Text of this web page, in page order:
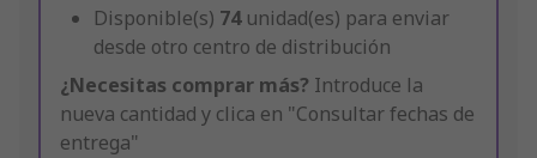
Disponible(s) 74 unidad(es) para enviar
desde otro centro de distribución
¿Necesitas comprar más? Introduce la
nueva cantidad y clica en "Consultar fechas de
entrega"